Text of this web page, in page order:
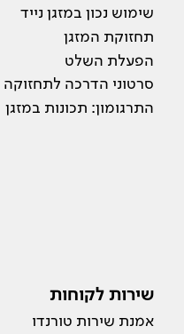
שימוש נכון במזגן נייד
תחזוקת המזגן
הפעלת השלט
סרטוני הדרכה לתחזוקה
התרגומון: תכונות במזגן
שירות לקוחות
אמנת שירות טורנדו